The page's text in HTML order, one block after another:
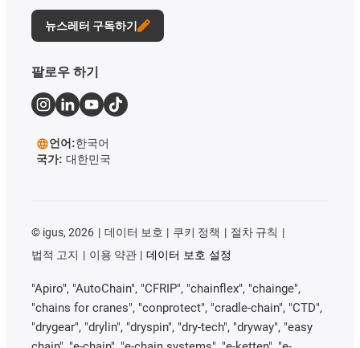
뉴스레터 구독하기
팔로우 하기
언어:한국어
국가: 대한민국
© igus, 2026 데이터 보호 쿠키 정책
절차 규칙
법적 고지
이용 약관 데이터 보호 설정
"Apiro", "AutoChain", "CFRIP", "chainflex", "chainge",
"chains for cranes", "conprotect", "cradle-chain", "CTD",
"drygear", "drylin", "dryspin", "dry-tech", "dryway", "easy